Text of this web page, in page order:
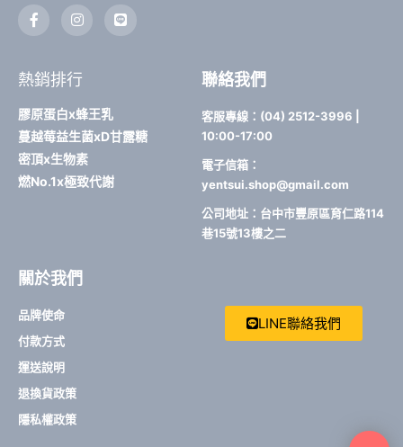
F
a
b
o
k
-
f
I
n
a
g
a
m
L
i
熱銷排行
膠原蛋白x蜂王乳
蔓越莓益生菌xD甘露糖
密頂x生物素
燃No.1x極致代謝
關於我們
品牌使命
付款方式
運送說明
退換貨政策
隱私權政策
聯絡我們
客服專線：(04) 2512-3996 |
10:00-17:00
電子信箱：
yentsui.shop@gmail.com
公司地址：台中市豐原區育仁路114
巷15號13樓之二
LINE聯絡我們